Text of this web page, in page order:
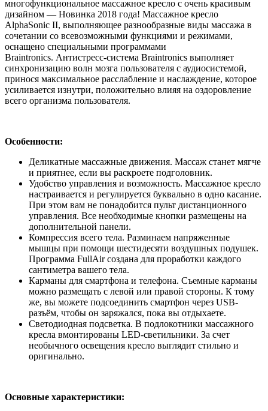
многофункциональное массажное кресло с очень красивым
дизайном — Новинка 2018 года! Массажное кресло
AlphaSonic II, выполняющее разнообразные виды массажа в
сочетании со всевозможными функциями и режимами,
оснащено специальными программами
Braintronics. Антистресс-система Braintronics выполняет
синхронизацию волн мозга пользователя с аудиосистемой,
принося максимальное расслабление и наслаждение, которое
усиливается изнутри, положительно влияя на оздоровление
всего организма пользователя.
Особенности:
Деликатные массажные движения. Массаж станет мягче
и приятнее, если вы раскроете подголовник.
Удобство управления и возможность. Массажное кресло
настраивается и регулируется буквально в одно касание.
При этом вам не понадобится пульт дистанционного
управления. Все необходимые кнопки размещены на
дополнительной панели.
Компрессия всего тела. Разминаем напряженные
мышцы при помощи шестидесяти воздушных подушек.
Программа FullAir создана для проработки каждого
сантиметра вашего тела.
Карманы для смартфона и телефона. Съемные карманы
можно размещать с левой или правой стороны. К тому
же, вы можете подсоединить смартфон через USB-
разъём, чтобы он заряжался, пока вы отдыхаете.
Светодиодная подсветка. В подлокотники массажного
кресла вмонтированы LED-светильники. За счет
необычного освещения кресло выглядит стильно и
оригинально.
Основные характеристики: